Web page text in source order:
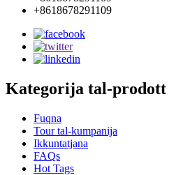
+8618678291109
Kategorija tal-prodott
Fuqna
Tour tal-kumpanija
Ikkuntatjana
FAQs
Hot Tags